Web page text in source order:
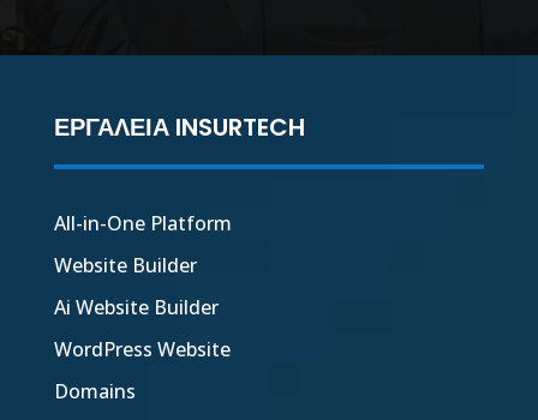
ΕΡΓΑΛΕΙΑ INSURTECH
All-in-One Platform
Website Builder
Ai Website Builder
WordPress Website
Domains